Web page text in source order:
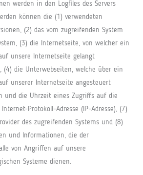
werden in den Logfiles des Servers
können die (1) verwendeten
(2) das vom zugreifenden System
(3) die Internetseite, von welcher ein
unsere Internetseite gelangt
(4) die Unterwebseiten, welche über ein
unserer Internetseite angesteuert
und die Uhrzeit eines Zugriffs auf die
Protokoll-Adresse (IP-Adresse), (7)
des zugreifenden Systems und (8)
und Informationen, die der
von Angriffen auf unsere
Systeme dienen.